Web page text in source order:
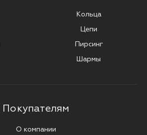
Кольца
Цепи
Пирсинг
Шармы
Покупателям
О компании